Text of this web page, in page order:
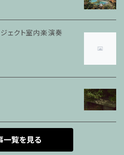
ン
ジェクト室内楽演奏
一覧を見る